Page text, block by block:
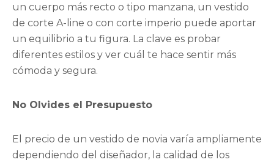
un cuerpo más recto o tipo manzana, un vestido
de corte A-line o con corte imperio puede aportar
un equilibrio a tu figura. La clave es probar
diferentes estilos y ver cuál te hace sentir más
cómoda y segura.
No Olvides el Presupuesto
El precio de un vestido de novia varía ampliamente
dependiendo del diseñador, la calidad de los